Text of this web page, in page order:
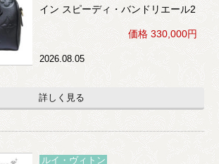
イン スピーディ・バンドリエール2
0 2WAY （黒）
価格 330,000円
2026.08.05
詳しく見る
ルイ・ヴィトン